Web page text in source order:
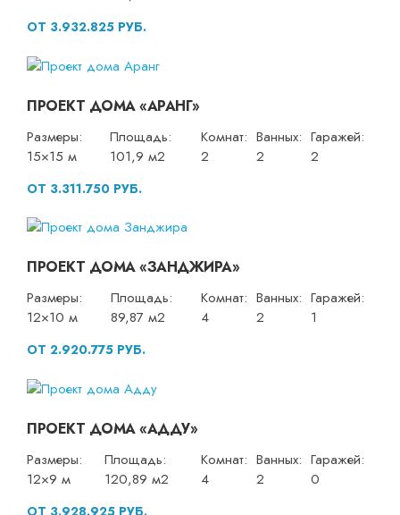
ОТ 3.932.825 РУБ.
ПРОЕКТ ДОМА «АРАНГ»
Размеры:
15×15 м
Площадь:
101,9 м2
Комнат:
2
Ванных:
2
Гаражей:
2
ОТ 3.311.750 РУБ.
ПРОЕКТ ДОМА «ЗАНДЖИРА»
Размеры:
12×10 м
Площадь:
89,87 м2
Комнат:
4
Ванных:
2
Гаражей:
1
ОТ 2.920.775 РУБ.
ПРОЕКТ ДОМА «АДДУ»
Размеры:
12×9 м
Площадь:
120,89 м2
Комнат:
4
Ванных:
2
Гаражей:
0
ОТ 3.928.925 РУБ.